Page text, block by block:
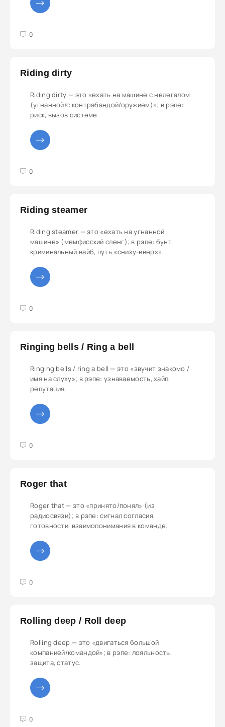
0
5
Riding dirty
Riding dirty — это «ехать на машине с нелегалом
(угнанной/с контрабандой/оружием)»; в рэпе:
риск, вызов системе.
0
5
Riding steamer
Riding steamer — это «ехать на угнанной
машине» (мемфисский сленг); в рэпе: бунт,
криминальный вайб, путь «снизу-вверх».
0
5
Ringing bells / Ring a bell
Ringing bells / ring a bell — это «звучит знакомо /
имя на слуху»; в рэпе: узнаваемость, хайп,
репутация.
0
5
Roger that
Roger that — это «принято/понял» (из
радиосвязи); в рэпе: сигнал согласия,
готовности, взаимопонимания в команде.
0
5
Rolling deep / Roll deep
Rolling deep — это «двигаться большой
компанией/командой»; в рэпе: лояльность,
защита, статус.
0
5